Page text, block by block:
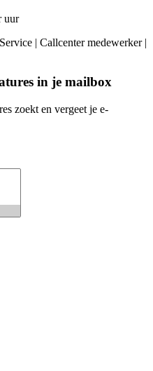
uur
| Callcenter medewerker |
in je mailbox
zoekt en vergeet je e-